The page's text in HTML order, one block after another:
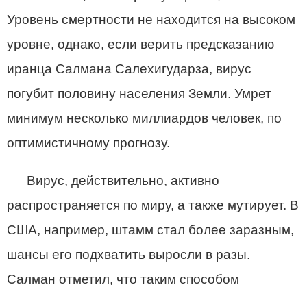
Уровень смертности не находится на высоком
уровне, однако, если верить предсказанию
иранца Салмана Салехигударза, вирус
погубит половину населения Земли. Умрет
минимум несколько миллиардов человек, по
оптимистичному прогнозу.
Вирус, действительно, активно
распространяется по миру, а также мутирует. В
США, например, штамм стал более заразным,
шансы его подхватить выросли в разы.
Салман отметил, что таким способом